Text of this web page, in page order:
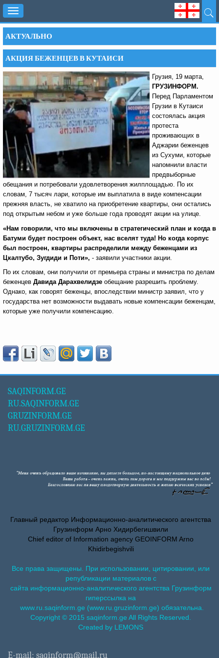
Toggle
navigation
АКТУАЛЬНО
АКЦИЯ БЕЖЕНЦЕВ В КУТАИСИ
Грузия, 19 марта,
ГРУЗИНФОРМ.
Перед Парламентом
Грузии в Кутаиси
состоялась акция
протеста
проживающих в
Аджарии беженцев
из Сухуми, которые
напомнили власти
предвыборные
обещания и потребовали удовлетворения жилплощадью. По их
словам, 7 тысяч лари, которые им выплатила в виде компенсации
прежняя власть, не хватило на приобретение квартиры, они остались
под открытым небом и уже больше года проводят акции на улице.
«Нам говорили, что мы включены в стратегический план и когда в
Батуми будет построен объект, нас вселят туда! Но когда корпус
был построен, квартиры распределили между беженцами из
Цкалтубо, Зугдиди и Поти», - заявили участники акции.
По их словам, они получили от премьера страны и министра по делам
беженцев Давида Дарахвелидзе обещание разрешить проблему.
Однако, как говорят беженцы, впоследствии министр заявил, что у
государства нет возможности выдавать новые компенсации беженцам,
которые уже получили компенсацию.
SAQINFORM.GE
RU.SAQINFORM.GE
GRUZINFORM.GE
RU.GRUZINFORM.GE
Главный редактор Информационно-аналитического агентства
Грузинформ Арно Хидирбегишвили
Chief editor of Information agency GEOINFORM Arno
Khidirbegishvili
Все права защищены. При использовании, цитировании, или
републикации материалов с
сайта информационно-аналитического агентства Грузинформ
гиперссылка на
www.ru.saqinform.ge (www.ru.gruzinform.ge) обязательна.
Copyright © 2015 saqinform.ge All Rights Reserved.
Created by LEMONS
E-mail: saqinform@mail.ru